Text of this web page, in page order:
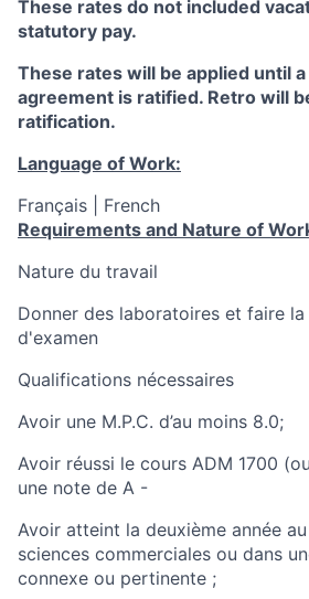
These rates do not included
statutory pay.
These rates will be applied until
agreement is ratified. Retro will
ratification.
Language of Work:
Français | French
Requirements and Nature of
Nature du travail
Donner des laboratoires et faire
d'examen
Qualifications nécessaires
Avoir une M.P.C. d’au moins 8.0;
Avoir réussi le cours ADM 1700
une note de A -
Avoir atteint la deuxième année
sciences commerciales ou dans
connexe ou pertinente ;